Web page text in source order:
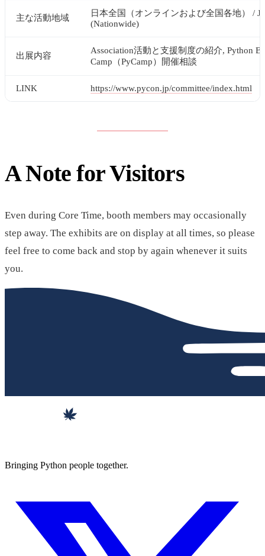
主な活動地域
日本全国（オンラインおよび全国各地） /
(Nationwide)
出展内容
Association活動と支援制度の紹介, Python
Camp（PyCamp）開催相談
LINK https://www.pycon.jp/committee/index.html
A Note for Visitors
Even during Core Time, booth members may occasionally
step away. The exhibits are on display at all times, so please
feel free to come back and stop by again whenever it suits
you.
Bringing Python people together.